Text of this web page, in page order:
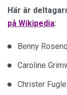
Här är
på Wikipedia:
Benny
Caroline
Christer